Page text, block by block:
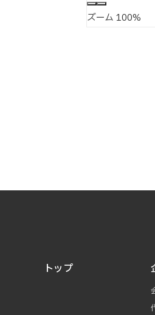
ズーム 100%
トップ